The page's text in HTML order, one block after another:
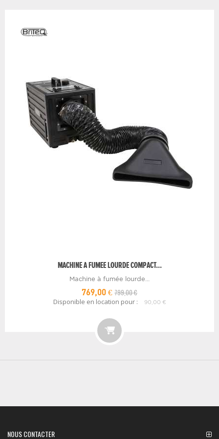
MACHINE A FUMEE LOURDE COMPACT...
Machine à fumée lourde...
769,00 € 799,00 €
Disponible en location pour : 90,00 €
NOUS CONTACTER